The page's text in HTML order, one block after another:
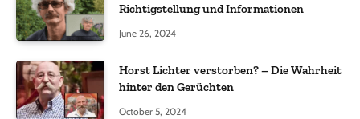
Richtigstellung und Informationen
June 26, 2024
Horst Lichter verstorben? – Die Wahrheit
hinter den Gerüchten
October 5, 2024